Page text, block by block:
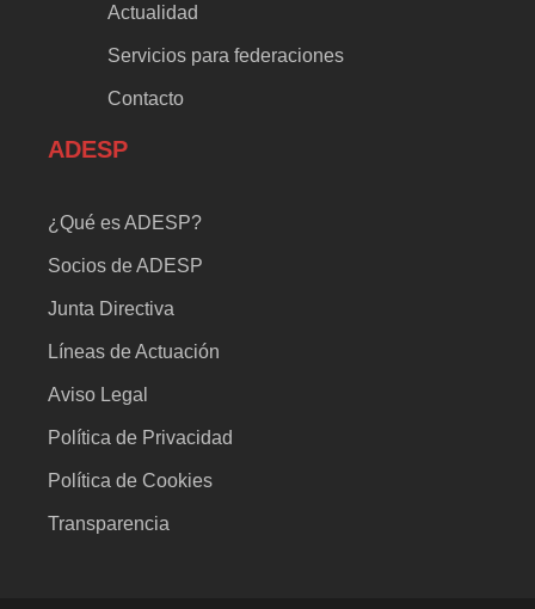
Actualidad
Servicios para federaciones
Contacto
ADESP
¿Qué es ADESP?
Socios de ADESP
Junta Directiva
Líneas de Actuación
Aviso Legal
Política de Privacidad
Política de Cookies
Transparencia